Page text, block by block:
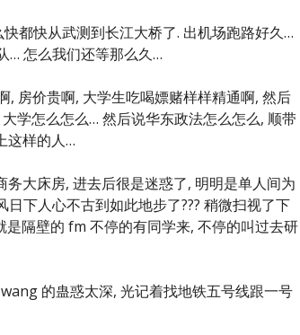
都快从武测到长江大桥了. 出机场跑路好久…
… 怎么我们还等那么久…
, 房价贵啊, 大学生吃喝嫖赌样样精通啊, 然后
学怎么怎么… 然后说华东政法怎么怎么, 顺带
这样的人…
大床房, 进去后很是迷惑了, 明明是单人间为
下人心不古到如此地步了??? 稍微扫视了下
隔壁的 fm 不停的有同学来, 不停的叫过去研
的蛊惑太深, 光记着找地铁五号线跟一号